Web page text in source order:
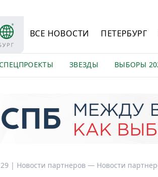
ВСЕ НОВОСТИ ПЕТЕРБУРГ
ЗВЕЗДЫ ВЫБОРЫ
ИНН: 7831000027
| Новости партнеров — Новости